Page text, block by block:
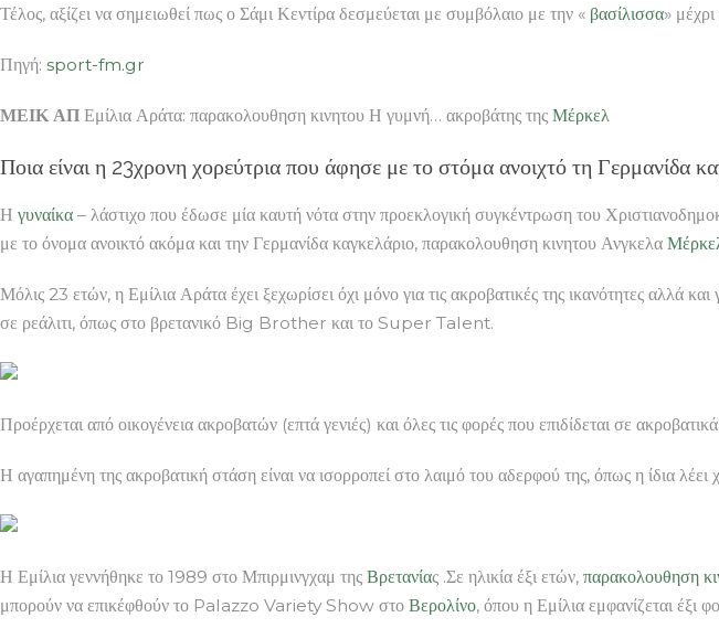
Τέλος, αξίζει να σημειωθεί πως ο Σάμι Κεντίρα δεσμεύεται με συμβόλαιο με την « βασίλισσα» μέχρι
Πηγή: sport-fm.gr
ΜΕΙΚ ΑΠ Εμίλια Αράτα: παρακολουθηση κινητου Η γυμνή… ακροβάτης της Μέρκελ
Ποια είναι η 23χρονη χορεύτρια που άφησε με το στόμα ανοιχτό τη Γερμανίδα
Η γυναίκα – λάστιχο που έδωσε μία καυτή νότα στην προεκλογική συγκέντρωση του
με το όνομα ανοικτό ακόμα και την Γερμανίδα καγκελάριο, παρακολουθηση κινητου Ανγκελα
Μόλις 23 ετών, η Εμίλια Αράτα έχει ξεχωρίσει όχι μόνο για τις ακροβατικές της ικανότητες αλλά
σε ρεάλιτι, όπως στο βρετανικό Big Brother και το Super Talent.
Προέρχεται από οικογένεια ακροβατών (επτά γενιές) και όλες τις φορές που επιδίδεται σε
Η αγαπημένη της ακροβατική στάση είναι να ισορροπεί στο λαιμό του αδερφού της, όπως η ίδια λέει
Η Εμίλια γεννήθηκε το 1989 στο Μπιρμινγχαμ της Βρετανίας .Σε ηλικία έξι ετών, παρακολουθηση
μπορούν να επικέφθούν το Palazzo Variety Show στο Βερολίνο, όπου η Εμίλια εμφανίζεται έξι